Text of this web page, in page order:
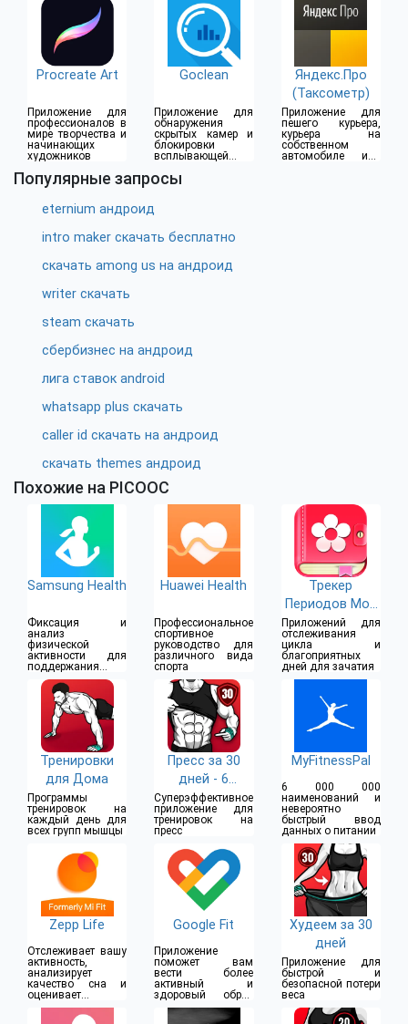
Procreate Art
Приложение для
профессионалов в
мире творчества и
начинающих
художников
Goclean
Приложение для
обнаружения
скрытых камер и
блокировки
всплывающей
Яндекс.Про
(Таксометр)
Приложение для
пешего курьера,
курьера на
собственном
автомобиле или
Популярные запросы
eternium андроид
intro maker скачать бесплатно
скачать among us на андроид
writer скачать
steam скачать
сбербизнес на андроид
лига ставок android
whatsapp plus скачать
caller id скачать на андроид
скачать themes андроид
Похожие на PICOOC
Samsung Health
Фиксация и
анализ
физической
активности для
поддержания
здоровья и
физической
формы
Huawei Health
Профессиональное
спортивное
руководство для
различного вида
спорта
Трекер
Периодов Мой
Календарь
Приложений для
отслеживания
цикла и
благоприятных
дней для зачатия
Тренировки
для Дома
Программы
тренировок на
каждый день для
всех групп мышцы
Пресс за 30
дней - 6
Кубиков
Суперэффективное
приложение для
тренировок на
пресс
MyFitnessPal
6 000 000
наименований и
невероятно
быстрый ввод
данных о питании
Zepp Life
Отслеживает вашу
активность,
анализирует
качество сна и
оценивает
прогресс ваших
тренировок
Google Fit
Приложение
поможет вам
вести более
активный и
здоровый образ
жизни
Худеем за 30
дней
Приложение для
быстрой и
безопасной потери
веса